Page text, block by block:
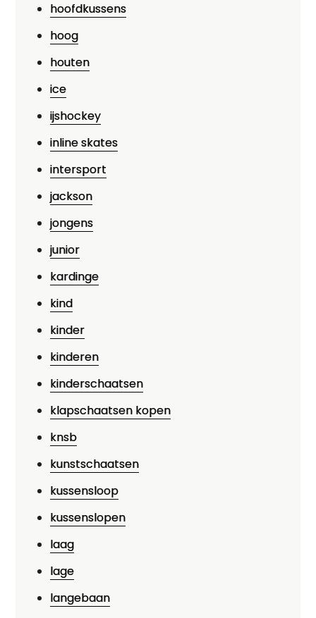
hoofdkussens
hoog
houten
ice
ijshockey
inline skates
intersport
jackson
jongens
junior
kardinge
kind
kinder
kinderen
kinderschaatsen
klapschaatsen kopen
knsb
kunstschaatsen
kussensloop
kussenslopen
laag
lage
langebaan